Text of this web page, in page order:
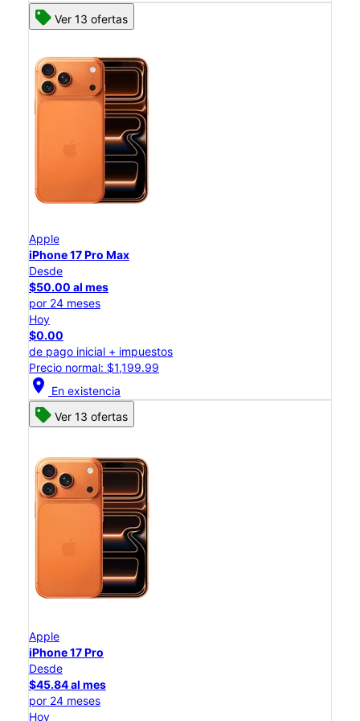
Ver 13 ofertas
Apple
iPhone 17 Pro Max
Desde
$50.00 al mes
por 24 meses
Hoy
$0.00
de pago inicial + impuestos
Precio normal: $1,199.99
location_on En existencia
Ver 13 ofertas
Apple
iPhone 17 Pro
Desde
$45.84 al mes
por 24 meses
Hoy